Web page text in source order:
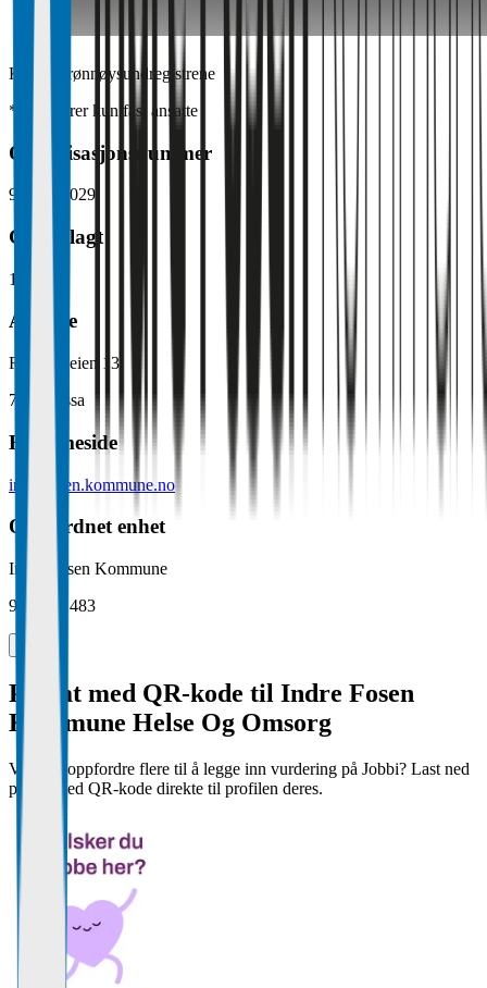
Kilde: Brønnøysundregistrene
*Inkluderer kun fast ansatte
Organisasjonsnummer
974 777 029
Grunnlagt
1988
Adresse
Rådhusveien 13
7100
Rissa
Hjemmeside
indrefosen.kommune.no
Overordnet enhet
Indre Fosen Kommune
944 305 483
Plakat med QR-kode til Indre Fosen
Kommune Helse Og Omsorg
Vil dere oppfordre flere til å legge inn vurdering på Jobbi? Last ned
plakat med QR-kode direkte til profilen deres.